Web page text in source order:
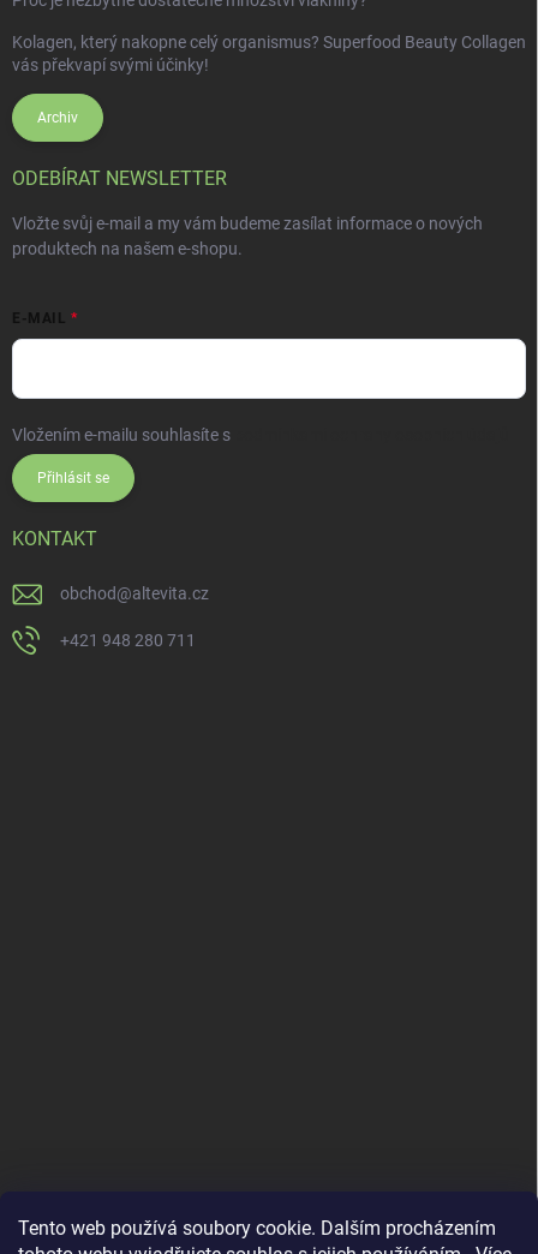
Tento web používá soubory cookie. Dalším procházením
Kolagen, který nakopne celý organismus? Superfood Beauty Collagen
vás překvapí svými účinky!
Archiv
ODEBÍRAT NEWSLETTER
Vložte svůj e-mail a my vám budeme zasílat informace o nových
produktech na našem e-shopu.
E-MAIL
Vložením e-mailu souhlasíte s
Přihlásit se
KONTAKT
obchod@altevita.cz
+421 948 280 711